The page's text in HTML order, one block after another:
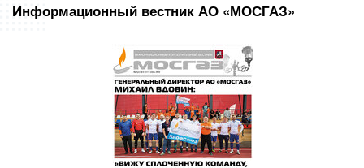
Информационный вестник АО «МОСГАЗ»